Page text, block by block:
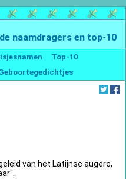
naamdragers en top-10
Top-10
van het Latijnse augere,